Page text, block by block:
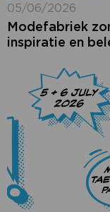
05/06/2026
Modefabriek
inspiratie en